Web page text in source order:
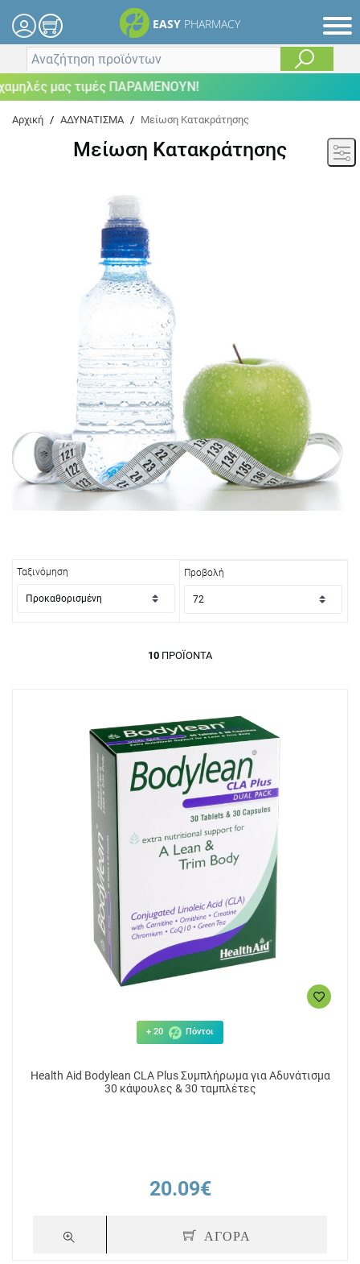
EASY PHARMACY
μας τιμές ΠΑΡΑΜΕΝΟΥΝ!
Αρχική / ΑΔΥΝΑΤΙΣΜΑ / Μείωση Κατακράτησης
Μείωση Κατακράτησης
Ταξινόμηση Προβολή
10 ΠΡΟΪΌΝΤΑ
+ 20 Πόντοι
Health Aid Bodylean CLA Plus Συμπλήρωμα για Αδυνάτισμα
30 κάψουλες & 30 ταμπλέτες
20.09€
ΑΓΟΡΑ